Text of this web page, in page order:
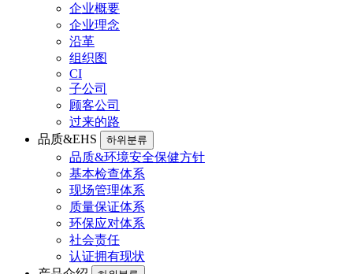
企业概要
企业理念
沿革
组织图
CI
子公司
顾客公司
过来的路
品质&EHS
하위분류
品质&环境安全保健方针
基本检查体系
现场管理体系
质量保证体系
环保应对体系
社会责任
认证拥有现状